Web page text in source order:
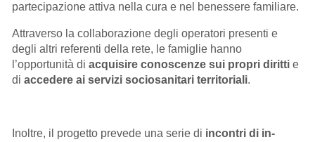
partecipazione attiva nella cura e nel benessere familiare.
Attraverso la collaborazione degli operatori presenti e
degli altri referenti della rete, le famiglie hanno
l’opportunità di acquisire conoscenze sui propri diritti e
di accedere ai servizi sociosanitari territoriali.
Inoltre, il progetto prevede una serie di incontri di in-